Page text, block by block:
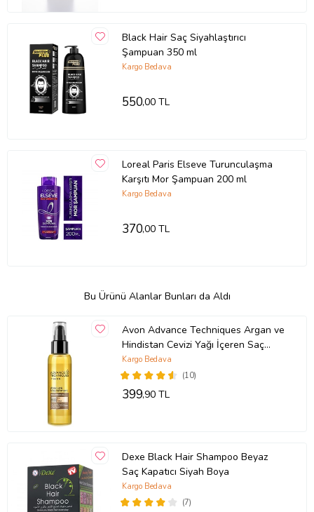
Black Hair Saç Siyahlaştırıcı
Şampuan 350 ml
Kargo Bedava
550,00 TL
Loreal Paris Elseve Turunculaşma
Karşıtı Mor Şampuan 200 ml
Kargo Bedava
370,00 TL
Bu Ürünü Alanlar Bunları da Aldı
Avon Advance Techniques Argan ve
Hindistan Cevizi Yağı İçeren Saç
Bakım Yağı 100 Ml.
(10)
Kargo Bedava
399,90 TL
Dexe Black Hair Shampoo Beyaz
Saç Kapatıcı Siyah Boya
(7)
Kargo Bedava